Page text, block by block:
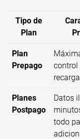
Tipo de
Plan
Plan
Prepago
control
Planes
Postpago
Datos
todo